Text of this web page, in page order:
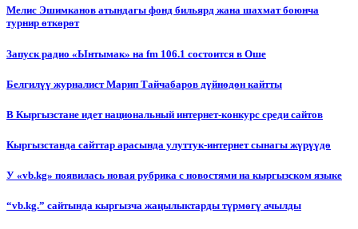
Мелис Эшимканов атындагы фонд бильярд жана шахмат боюнча
турнир өткөрөт
Запуск радио «Ынтымак» на fm 106.1 состоится в Оше
Белгилүү журналист Марип Тайчабаров дүйнөдөн кайтты
В Кыргызстане идет национальный интернет-конкурс среди сайтов
Кыргызстанда сайттар арасында улуттук-интернет сынагы жүрүүдө
У «vb.kg» появилась новая рубрика с новостями на кыргызском языке
“vb.kg.” сайтында кыргызча жаңылыктарды түрмөгү ачылды